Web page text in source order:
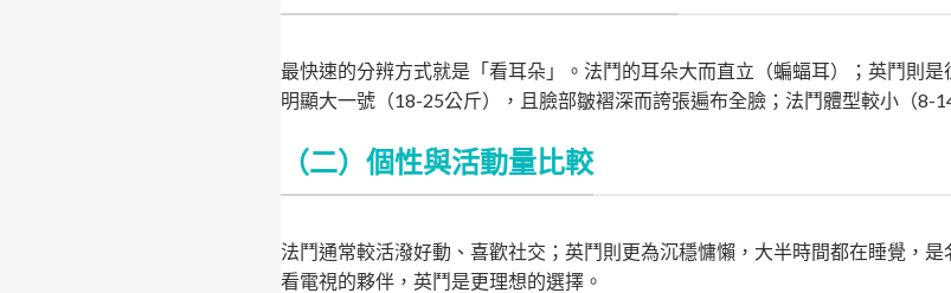
最快速的分辨方式就是「看耳朵」。法鬥的耳朵大而直立（蝙蝠耳）；英鬥則
明顯大一號（18-25公斤），且臉部皺褶深而誇張遍布全臉；法鬥體型較小（8-
（二）個性與活動量比較
法鬥通常較活潑好動、喜歡社交；英鬥則更為沉穩慵懶，大半時間都在睡覺，
看電視的夥伴，英鬥是更理想的選擇。